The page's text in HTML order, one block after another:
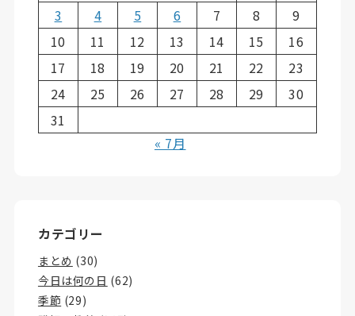
3
4 5 6 7 8
9
10
11 12 13 14 15
16
17
18 19 20 21 22
23
24
25 26 27 28 29
30
31
« 7月
カテゴリー
まとめ (30)
今日は何の日 (62)
季節 (29)